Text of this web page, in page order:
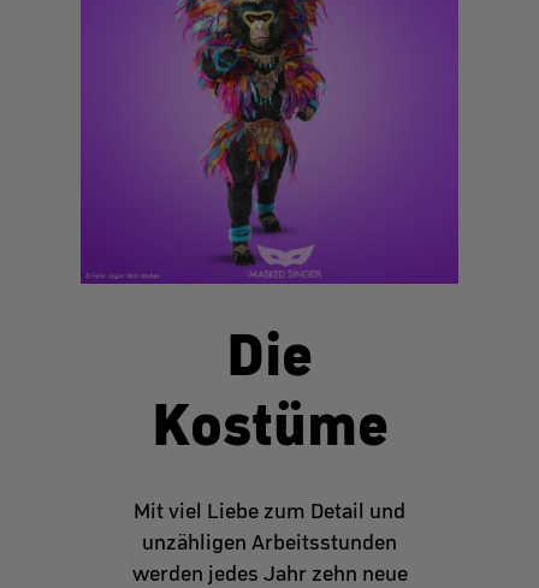
Die
Kostüme
Mit viel Liebe zum Detail und
unzähligen Arbeitsstunden
werden jedes Jahr zehn neue